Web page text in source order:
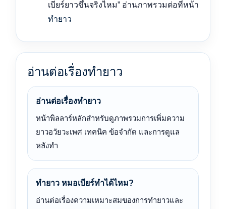
เบียร์ยาวขึ้นจริงไหม” อ่านภาพรวมต่อที่หน้า
ทำยาว
อ่านต่อเรื่องทำยาว
อ่านต่อเรื่องทำยาว
หน้าพิลลาร์หลักสำหรับดูภาพรวมการเพิ่มความ
ยาวอวัยวะเพศ เทคนิค ข้อจำกัด และการดูแล
หลังทำ
ทำยาว หมอเบียร์ทำได้ไหม?
อ่านต่อเรื่องความเหมาะสมของการทำยาวและ